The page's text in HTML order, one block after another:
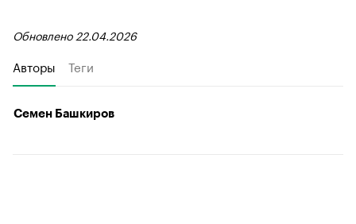
Обновлено 22.04.2026
Авторы Теги
Семен Башкиров